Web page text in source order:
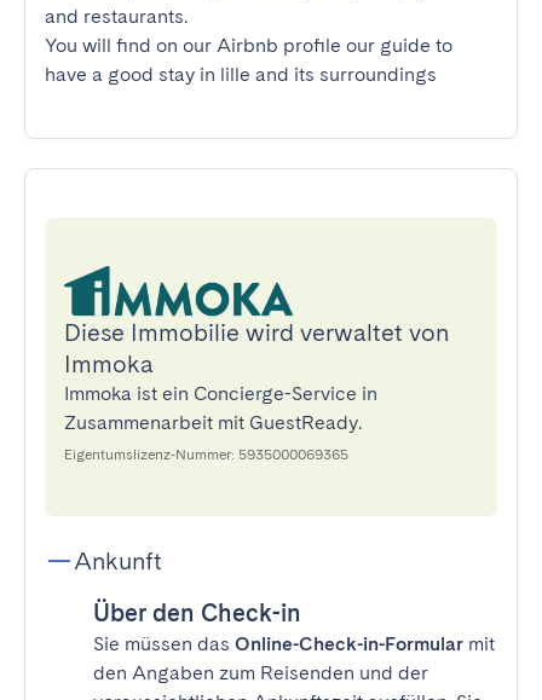
and restaurants.
You will find on our Airbnb profile our guide to
have a good stay in lille and its surroundings
Diese Immobilie wird verwaltet von
Immoka
Immoka ist ein Concierge-Service in
Zusammenarbeit mit GuestReady.
Eigentumslizenz-Nummer: 5935000069365
Ankunft
Über den Check-in
Sie müssen das Online-Check-in-Formular mit
den Angaben zum Reisenden und der